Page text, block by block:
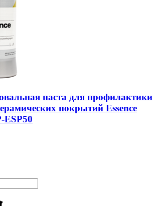
паста для профилактики
покрытий Essence
ESP50